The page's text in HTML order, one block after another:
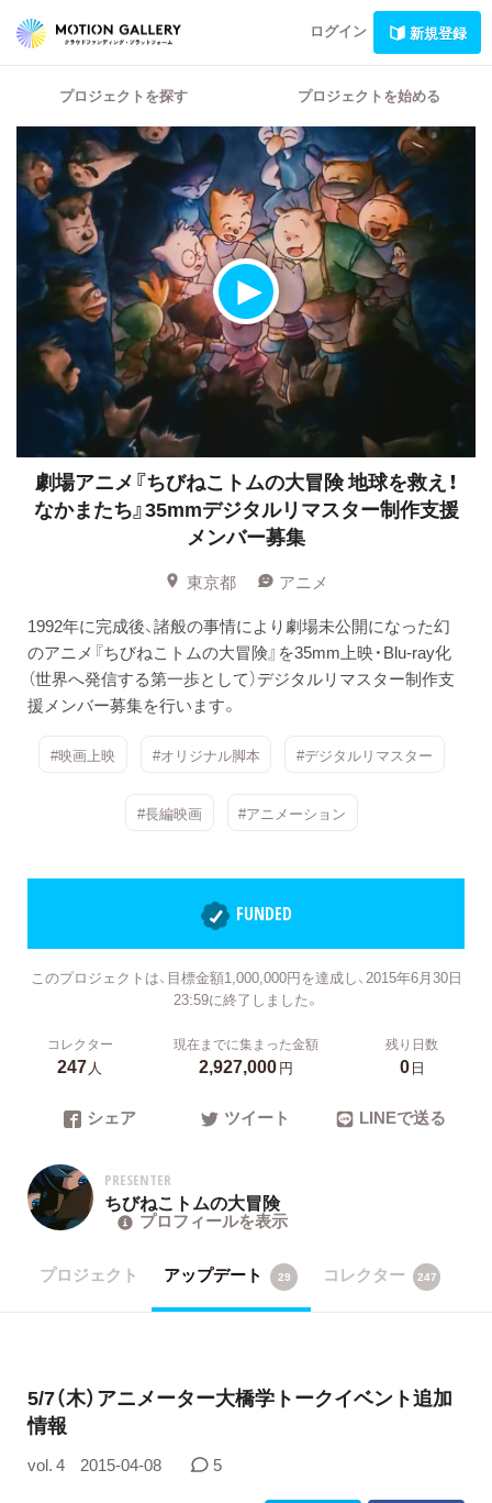
ログイン 新規登録
プロジェクトを探す プロジェクトを始める
劇場アニメ『ちびねこトムの大冒険 地球を救え！
なかまたち』35mmデジタルリマスター制作支援
メンバー募集
東京都
アニメ
1992年に完成後、諸般の事情により劇場未公開になった幻
のアニメ『ちびねこトムの大冒険』を35mm上映・Blu-ray化
（世界へ発信する第一歩として）デジタルリマスター制作支
援メンバー募集を行います。
#映画上映 #オリジナル脚本 #デジタルリマスター
#長編映画 #アニメーション
FUNDED
このプロジェクトは、目標金額1,000,000円を達成し、2015年6月30日
23:59に終了しました。
コレクター
247人
現在までに集まった金額
2,927,000円
残り日数
0日
シェア ツイート LINEで送る
PRESENTER
ちびねこトムの大冒険
プロフィールを表示
プロジェクト アップデート 29 コレクター 247
5/7（木）アニメーター大橋学トークイベント追加
情報
vol. 4 2015-04-08 5